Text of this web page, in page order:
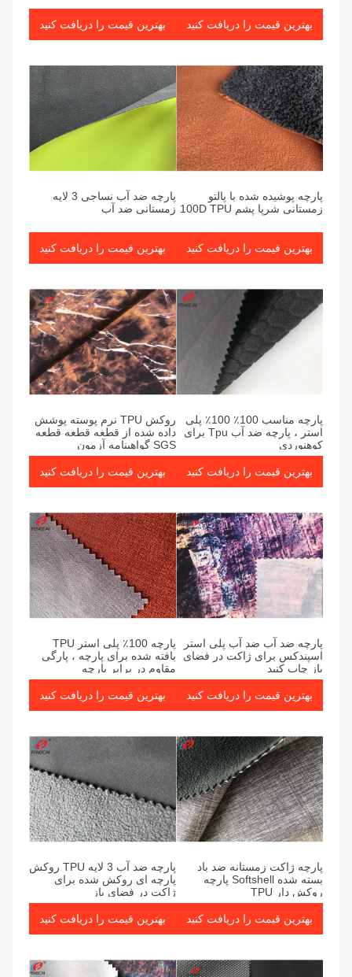
بهترین قیمت را دریافت کنید بهترین قیمت را دریافت کنید
پارچه پوشیده شده با پالتو
زمستانی شرپا پشم 100D TPU
بهترین قیمت را دریافت کنید
پارچه ضد آب نساجی 3 لایه
زمستانی ضد آب
بهترین قیمت را دریافت کنید
پارچه مناسب 100٪ 100٪ پلی
استر ، پارچه ضد آب Tpu برای
کوهنوردی
بهترین قیمت را دریافت کنید
روکش TPU نرم پوسته پوشش
داده شده از قطعه قطعه قطعه
SGS گواهینامه آزمون
بهترین قیمت را دریافت کنید
پارچه ضد آب ضد آب پلی استر
اسپندکس برای ژاکت در فضای
باز چاپ کنید
بهترین قیمت را دریافت کنید
پارچه 100٪ پلی استر TPU
بافته شده برای پارچه ، پارگی
مقاوم در برابر پارچه
بهترین قیمت را دریافت کنید
پارچه ژاکت زمستانه ضد باد
بسته شده Softshell پارچه
روکش دار TPU
بهترین قیمت را دریافت کنید
پارچه ضد آب 3 لایه TPU روکش
پارچه ای روکش شده برای
ژاکت در فضای باز
بهترین قیمت را دریافت کنید